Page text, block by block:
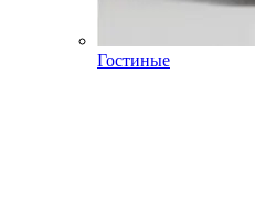
Гостиные